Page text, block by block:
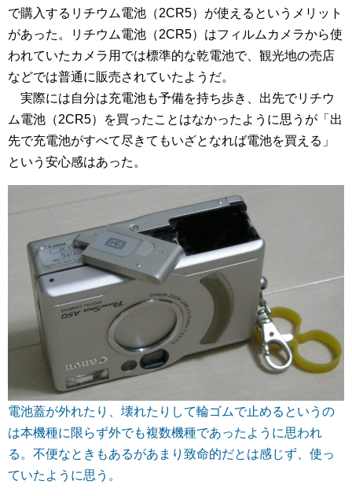
で購入するリチウム電池（2CR5）が使えるというメリット
があった。リチウム電池（2CR5）はフィルムカメラから使
われていたカメラ用では標準的な乾電池で、観光地の売店
などでは普通に販売されていたようだ。
実際には自分は充電池も予備を持ち歩き、出先でリチウ
ム電池（2CR5）を買ったことはなかったように思うが「出
先で充電池がすべて尽きてもいざとなれば電池を買える」
という安心感はあった。
電池蓋が外れたり、壊れたりして輪ゴムで止めるというの
は本機種に限らず外でも複数機種であったように思われ
る。不便なときもあるがあまり致命的だとは感じず、使っ
ていたように思う。